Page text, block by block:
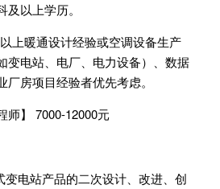
以上学历。
上暖通设计经验或空调设备生产
变电站、电厂、电力设备）、数据
房项目经验者优先考虑。
师】 7000-12000元
变电站产品的二次设计、改进、创